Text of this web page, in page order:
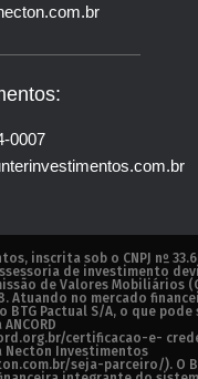
0007
inscrita sob o CNPJ nº
de investimento
de Valores Mobiliários
Atuando no mercado
BTG Pactual S/A, o que
certificacao-e-
Necton Investimentos
seja-parceiro/). O